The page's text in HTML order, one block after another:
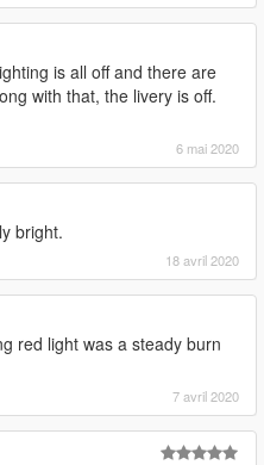
is all off and there are
with that, the livery is off.
6 mai 2020
bright.
18 avril 2020
red light was a steady burn
7 avril 2020